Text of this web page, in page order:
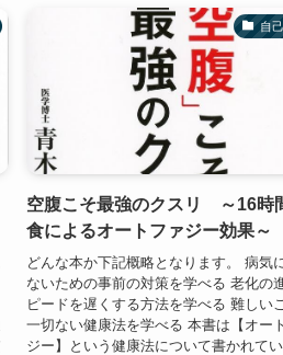
自
空腹こそ最強のクスリ ～16時
食によるオートファジー効果～
どんな本か下記概略となります。 病気
ないための事前の対策を学べる 老化の
ピードを遅くする方法を学べる 難しい
一切ない健康法を学べる 本書は【オー
ジー】という健康法について書かれてい